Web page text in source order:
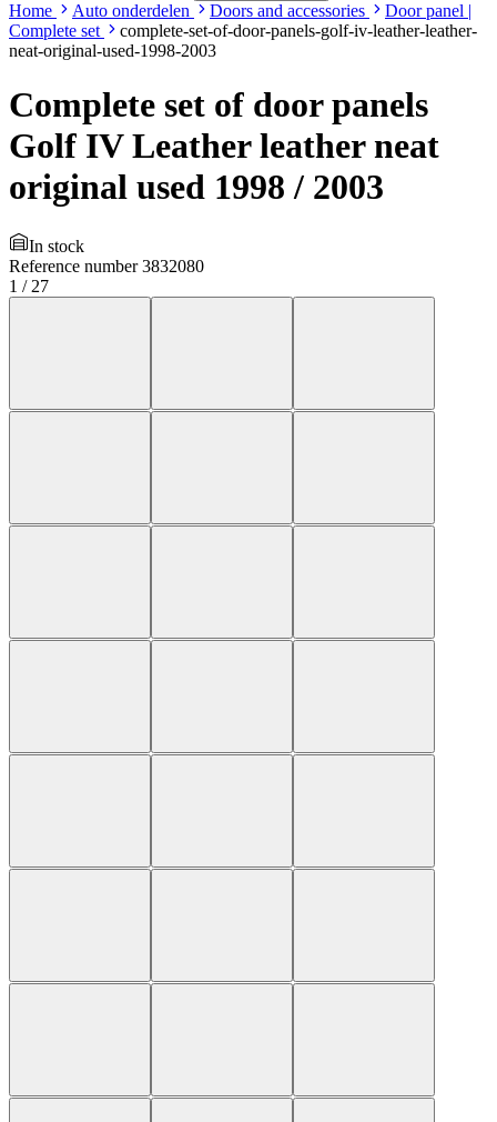
Home Auto onderdelen Doors and accessories
Door panel |
Complete set
complete-set-of-door-panels-golf-iv-leather-leather-
neat-original-used-1998-2003
Complete set of door panels
Golf IV Leather leather neat
original used 1998 / 2003
In stock
Reference number 3832080
1 / 27